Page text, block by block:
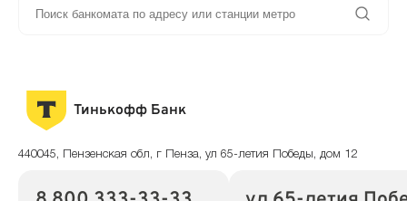
Тинькофф Банк
440045, Пензенская обл, г Пенза, ул 65-летия Победы, дом 12